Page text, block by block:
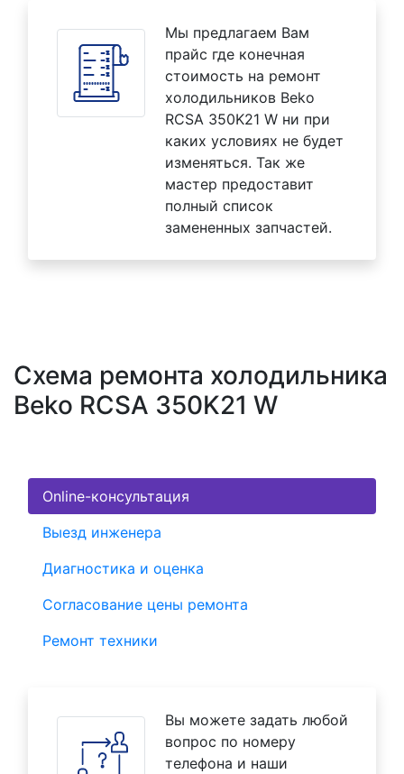
Мы предлагаем Вам
прайс где конечная
стоимость на ремонт
холодильников Beko
RCSA 350K21 W ни при
каких условиях не будет
изменяться. Так же
мастер предоставит
полный список
замененных запчастей.
Схема ремонта холодильника
Beko RCSA 350K21 W
Online-консультация
Выезд инженера
Диагностика и оценка
Согласование цены ремонта
Ремонт техники
Вы можете задать любой
вопрос по номеру
телефона и наши